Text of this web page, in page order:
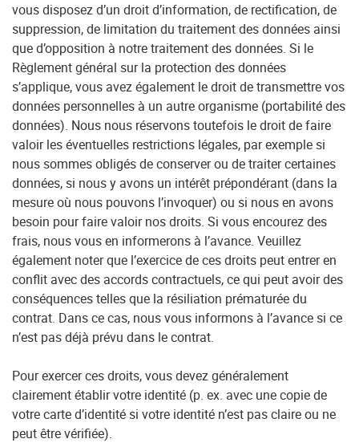
vous disposez d’un droit d’information, de rectification, de
suppression, de limitation du traitement des données ainsi
que d’opposition à notre traitement des données. Si le
Règlement général sur la protection des données
s’applique, vous avez également le droit de transmettre vos
données personnelles à un autre organisme (portabilité des
données). Nous nous réservons toutefois le droit de faire
valoir les éventuelles restrictions légales, par exemple si
nous sommes obligés de conserver ou de traiter certaines
données, si nous y avons un intérêt prépondérant (dans la
mesure où nous pouvons l’invoquer) ou si nous en avons
besoin pour faire valoir nos droits. Si vous encourez des
frais, nous vous en informerons à l’avance. Veuillez
également noter que l’exercice de ces droits peut entrer en
conflit avec des accords contractuels, ce qui peut avoir des
conséquences telles que la résiliation prématurée du
contrat. Dans ce cas, nous vous informons à l’avance si ce
n’est pas déjà prévu dans le contrat.
Pour exercer ces droits, vous devez généralement
clairement établir votre identité (p. ex. avec une copie de
votre carte d’identité si votre identité n’est pas claire ou ne
peut être vérifiée).